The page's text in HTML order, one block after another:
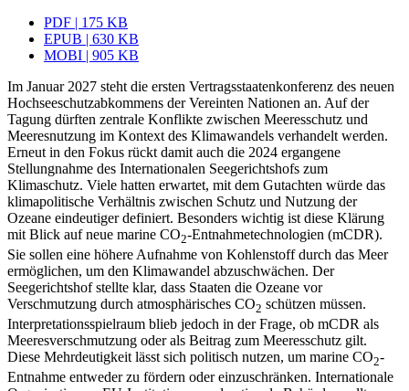
PDF | 175 KB
EPUB | 630 KB
MOBI | 905 KB
Im Januar 2027 steht die ersten Vertragsstaatenkonferenz des neuen
Hochseeschutzabkommens der Vereinten Nationen an. Auf der
Tagung dürften zentrale Konflikte zwischen Meeresschutz und
Meeresnutzung im Kontext des Klimawandels verhandelt werden.
Erneut in den Fokus rückt damit auch die 2024 ergangene
Stellungnahme des Internationalen Seegerichtshofs zum
Klimaschutz. Viele hatten erwartet, mit dem Gutachten würde das
klimapolitische Verhältnis zwischen Schutz und Nutzung der
Ozeane eindeutiger definiert. Besonders wichtig ist diese Klärung
mit Blick auf neue marine CO2-Entnahmetechnologien (mCDR).
Sie sollen eine höhere Aufnahme von Kohlenstoff durch das Meer
ermöglichen, um den Klimawandel abzuschwächen. Der
Seegerichtshof stellte klar, dass Staaten die Ozeane vor
Verschmutzung durch atmo­sphärisches CO2 schützen müssen.
Interpretationsspielraum blieb jedoch in der Frage, ob mCDR als
Meeresverschmutzung oder als Beitrag zum Meeresschutz gilt.
Diese Mehrdeutigkeit lässt sich politisch nutzen, um marine CO2-
Entnahme entweder zu fördern oder einzuschränken. Internationale